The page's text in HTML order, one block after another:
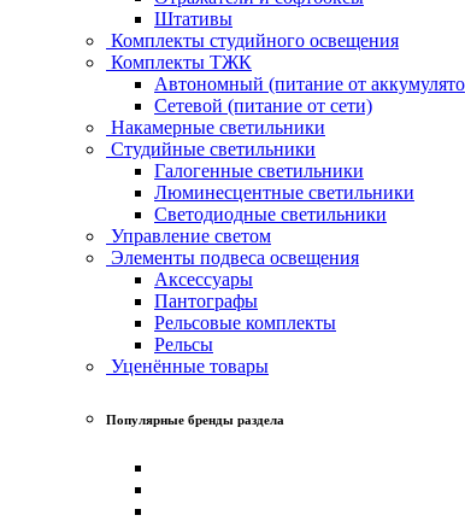
Штативы
Комплекты студийного освещения
Комплекты ТЖК
Автономный (питание от
Сетевой (питание от сети)
Накамерные светильники
Студийные светильники
Галогенные светильники
Люминесцентные светильники
Светодиодные светильники
Управление светом
Элементы подвеса освещения
Аксессуары
Пантографы
Рельсовые комплекты
Рельсы
Уценённые товары
Популярные бренды раздела